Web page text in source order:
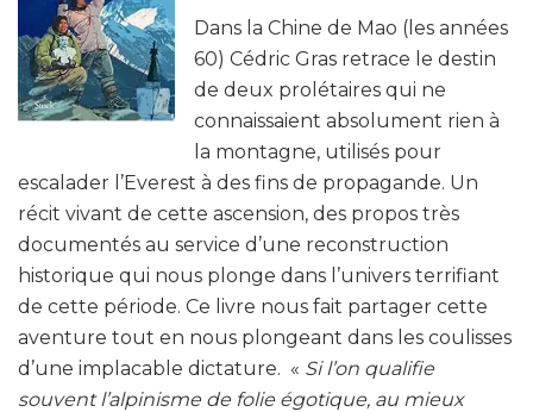
Dans la Chine de Mao (les années
60) Cédric Gras retrace le destin
de deux prolétaires qui ne
connaissaient absolument rien à
la montagne, utilisés pour
escalader l’Everest à des fins de propagande. Un
récit vivant de cette ascension, des propos très
documentés au service d’une reconstruction
historique qui nous plonge dans l’univers terrifiant
de cette période. Ce livre nous fait partager cette
aventure tout en nous plongeant dans les coulisses
d’une implacable dictature. « Si l’on qualifie
souvent l’alpinisme de folie égotique, au mieux